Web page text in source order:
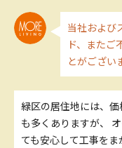
当社および
ド、またご
とがござい
緑区の居住地には、
も多くありますが、
ても安心して工事を